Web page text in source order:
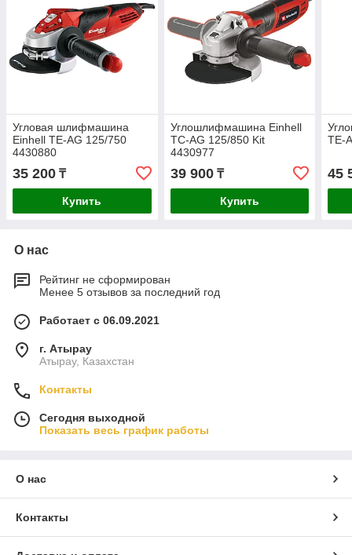
Угловая шлифмашина
Einhell TE-AG 125/750
4430880
35 200 ₸
Купить
Углошлифмашина Einhell
TC-AG 125/850 Kit
4430977
39 900₸
Купить
TE-
45
О нас
Рейтинг не сформирован
Менее 5 отзывов за последний год
Работает с 06.09.2021
г. Атырау
Атырау, Казахстан
Контакты
Сегодня выходной
Показать весь график работы
О нас
Контакты